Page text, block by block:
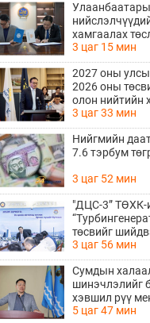
хамгаалах
баялгийн сан
хэрэгжүүлнэ
3 цаг 15 мин
2027 оны
2026 оны
олон нийтийн
3 цаг 33 мин
Нийгмийн
7.6 тэрбум
3 цаг 52 мин
"ДЦС-3” ТӨХК-
төсвийг
3 цаг 56 мин
Сумдын
шинэчлэлийг
хэвшил рүү
шилжүүлсэн
5 цаг 47 мин